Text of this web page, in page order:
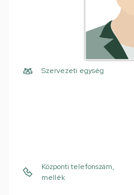
Szervezeti egység
Központi telefonszám,
mellék